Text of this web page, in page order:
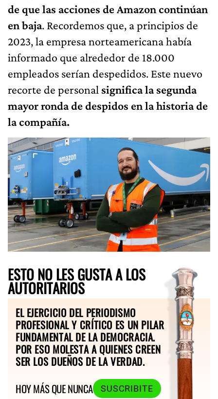
de que las acciones de Amazon continúan
en baja. Recordemos que, a principios de
2023, la empresa norteamericana había
informado que alrededor de 18.000
empleados serían despedidos. Este nuevo
recorte de personal significa la segunda
mayor ronda de despidos en la historia de
la compañía.
ESTO NO LES GUSTA A LOS
AUTORITARIOS
EL EJERCICIO DEL PERIODISMO
PROFESIONAL Y CRÍTICO ES UN PILAR
FUNDAMENTAL DE LA DEMOCRACIA.
POR ESO MOLESTA A QUIENES CREEN
SER LOS DUEÑOS DE LA VERDAD.
HOY MÁS QUE NUNCA
SUSCRIBITE